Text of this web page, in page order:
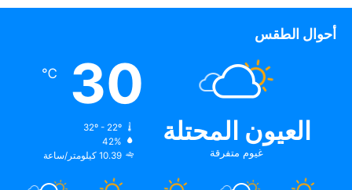
أحوال الطقس
العيون المحتلة
غيوم متفرقة
30
℃
32º - 22º
42%
10.39 كيلومتر/ساعة